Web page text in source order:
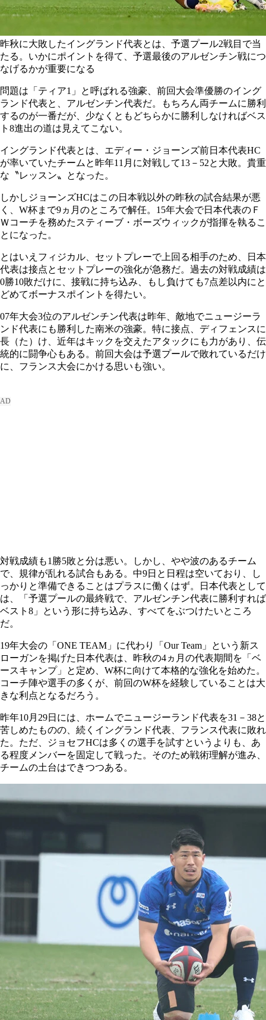
昨秋に大敗したイングランド代表とは、予選プール2戦目で当
たる。いかにポイントを得て、予選最後のアルゼンチン戦につ
なげるかが重要になる
問題は「ティア1」と呼ばれる強豪、前回大会準優勝のイング
ランド代表と、アルゼンチン代表だ。もちろん両チームに勝利
するのが一番だが、少なくともどちらかに勝利しなければベス
ト8進出の道は見えてこない。
イングランド代表とは、エディー・ジョーンズ前日本代表HC
が率いていたチームと昨年11月に対戦して13－52と大敗。貴重
な〝レッスン〟となった。
しかしジョーンズHCはこの日本戦以外の昨秋の試合結果が悪
く、W杯まで9ヵ月のところで解任。15年大会で日本代表のＦ
Ｗコーチを務めたスティーブ・ボーズウィックが指揮を執るこ
とになった。
とはいえフィジカル、セットプレーで上回る相手のため、日本
代表は接点とセットプレーの強化が急務だ。過去の対戦成績は
0勝10敗だけに、接戦に持ち込み、もし負けても7点差以内にと
どめてボーナスポイントを得たい。
07年大会3位のアルゼンチン代表は昨年、敵地でニュージーラ
ンド代表にも勝利した南米の強豪。特に接点、ディフェンスに
長（た）け、近年はキックを交えたアタックにも力があり、伝
統的に闘争心もある。前回大会は予選プールで敗れているだけ
に、フランス大会にかける思いも強い。
対戦成績も1勝5敗と分は悪い。しかし、やや波のあるチーム
で、規律が乱れる試合もある。中9日と日程は空いており、し
っかりと準備できることはプラスに働くはず。日本代表として
は、「予選プールの最終戦で、アルゼンチン代表に勝利すれば
ベスト8」という形に持ち込み、すべてをぶつけたいところ
だ。
19年大会の「ONE TEAM」に代わり「Our Team」という新ス
ローガンを掲げた日本代表は、昨秋の4ヵ月の代表期間を「ベ
ースキャンプ」と定め、W杯に向けて本格的な強化を始めた。
コーチ陣や選手の多くが、前回のW杯を経験していることは大
きな利点となるだろう。
昨年10月29日には、ホームでニュージーランド代表を31－38と
苦しめたものの、続くイングランド代表、フランス代表に敗れ
た。ただ、ジョセフHCは多くの選手を試すというよりも、あ
る程度メンバーを固定して戦った。そのため戦術理解が進み、
チームの土台はできつつある。